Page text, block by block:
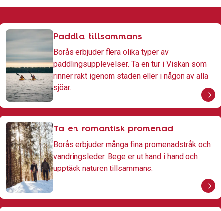
Paddla tillsammans
Borås erbjuder flera olika typer av
paddlingsupplevelser. Ta en tur i Viskan som
rinner rakt igenom staden eller i någon av alla
sjöar.
Ta en romantisk promenad
Borås erbjuder många fina promenadstråk och
vandringsleder. Bege er ut hand i hand och
upptäck naturen tillsammans.